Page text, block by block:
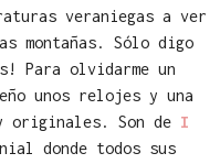
veraniegas a ver
montañas. Sólo digo
Para olvidarme un
unos relojes y una
originales. Son de I
donde todos sus